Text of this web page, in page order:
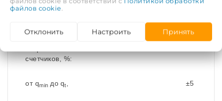
допускаемой
счетчиков, %:
от qmin до qt, ±5
файлов cookie
Отклонить Настроить Принять